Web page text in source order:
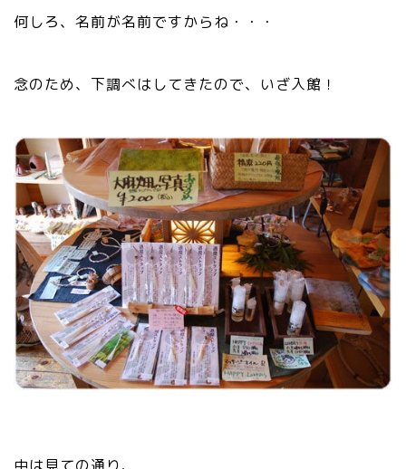
何しろ、名前が名前ですからね・・・
念のため、下調べはしてきたので、いざ入館！